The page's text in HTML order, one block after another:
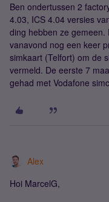
Ben ondertussen 2
4.03, ICS 4.04 versies
ding hebben ze
vanavond nog een keer
simkaart (Telfort) om de
vermeld. De eerste 7
gehad met Vodafone
Alex
Hoi MarcelG,